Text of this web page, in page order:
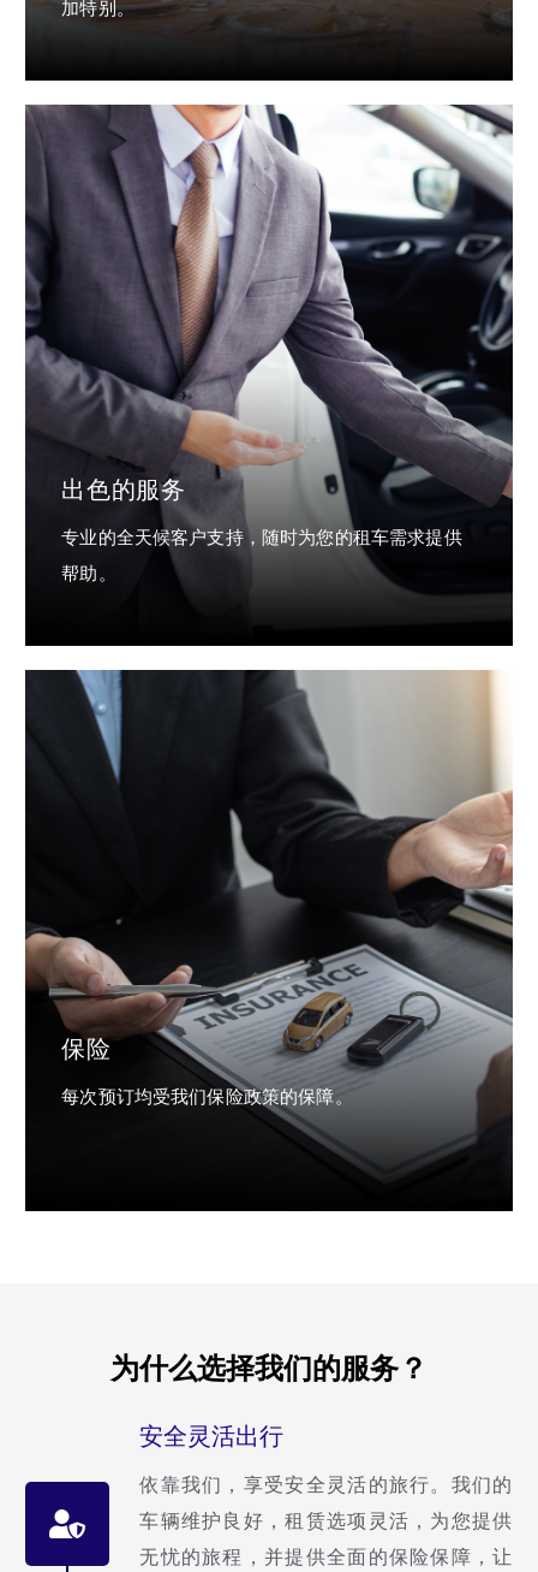
加特别。
出色的服务
专业的全天候客户支持，随时为您的租车需求提供
帮助。
保险
每次预订均受我们保险政策的保障。
为什么选择我们的服务？
安全灵活出行
依靠我们，享受安全灵活的旅行。我们的
车辆维护良好，租赁选项灵活，为您提供
无忧的旅程，并提供全面的保险保障，让